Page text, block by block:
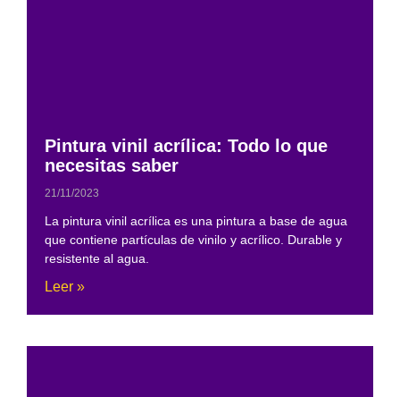
Pintura vinil acrílica: Todo lo que
necesitas saber
21/11/2023
La pintura vinil acrílica es una pintura a base de agua
que contiene partículas de vinilo y acrílico. Durable y
resistente al agua.
Leer »